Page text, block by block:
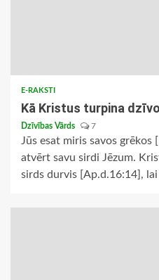
E-RAKSTI
Kā Kristus turpina
Dzīvības Vārds 7
Jūs esat miris savos
atvērt savu sirdi Jēzum.
sirds durvis [Ap.d.16:14],